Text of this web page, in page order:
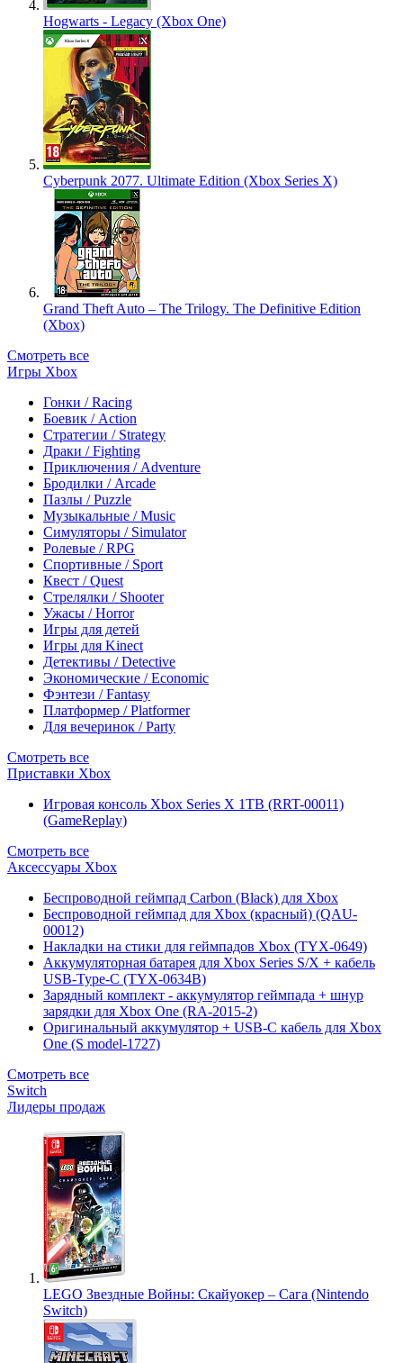
Hogwarts - Legacy (Xbox One)
Cyberpunk 2077. Ultimate Edition (Xbox Series X)
Grand Theft Auto – The Trilogy. The Definitive Edition
(Xbox)
Смотреть все
Игры Xbox
Гонки / Racing
Боевик / Action
Стратегии / Strategy
Драки / Fighting
Приключения / Adventure
Бродилки / Arcade
Пазлы / Puzzle
Музыкальные / Music
Симуляторы / Simulator
Ролевые / RPG
Спортивные / Sport
Квест / Quest
Стрелялки / Shooter
Ужасы / Horror
Игры для детей
Игры для Kinect
Детективы / Detective
Экономические / Economic
Фэнтези / Fantasy
Платформер / Platformer
Для вечеринок / Party
Смотреть все
Приставки Xbox
Игровая консоль Xbox Series X 1TB (RRT-00011)
(GameReplay)
Смотреть все
Аксессуары Xbox
Беспроводной геймпад Carbon (Black) для Xbox
Беспроводной геймпад для Xbox (красный) (QAU-
00012)
Накладки на стики для геймпадов Xbox (TYX-0649)
Аккумуляторная батарея для Xbox Series S/X + кабель
USB-Type-C (TYX-0634B)
Зарядный комплект - аккумулятор геймпада + шнур
зарядки для Xbox One (RA-2015-2)
Оригинальный аккумулятор + USB-C кабель для Xbox
One (S model-1727)
Смотреть все
Switch
Лидеры продаж
LEGO Звездные Войны: Скайуокер – Сага (Nintendo
Switch)